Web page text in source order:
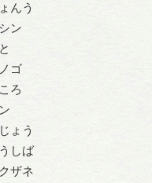
んう
ン
ゴ
ろ
ょう
ぼうしば
ザネ